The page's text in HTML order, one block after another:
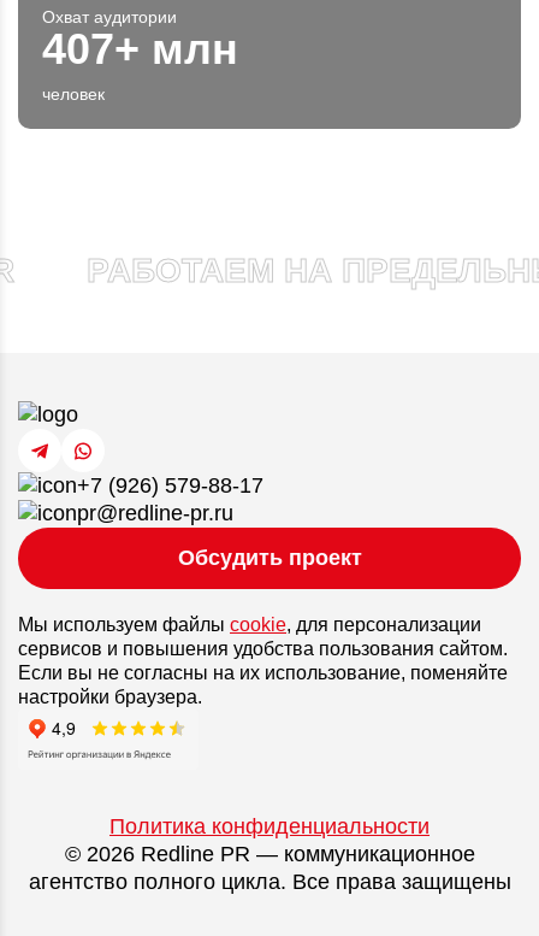
Охват аудитории
407+ млн
человек
РАБОТАЕМ НА
+7 (926) 579-88-17
pr@redline-pr.ru
Обсудить проект
Мы используем файлы cookie, для персонализации
сервисов и повышения удобства пользования сайтом.
Если вы не согласны на их использование, поменяйте
настройки браузера.
© 2026 Redline PR — коммуникационное
агентство полного цикла. Все права защищены
Политика конфиденциальности